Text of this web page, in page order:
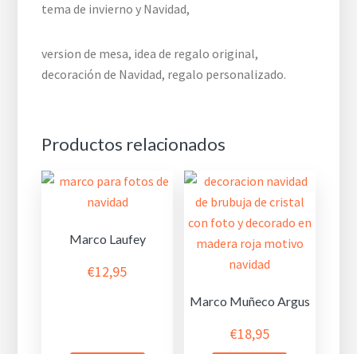
tema de invierno y Navidad,
version de mesa, idea de regalo original,
decoración de Navidad, regalo personalizado.
Productos relacionados
Marco Laufey
€12,95
Marco Muñeco Argus
€18,95